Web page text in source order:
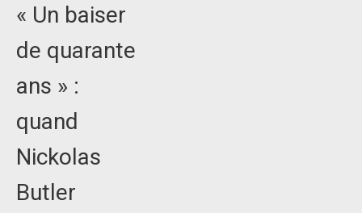
« Un baiser
de quarante
ans » :
quand
Nickolas
Butler